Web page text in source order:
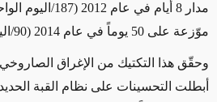
موّزعة على 50 يوماً في عام 2014 (90/اليوم الواحد).
وحقّق هذا التكتيك من الإغراق الصاروخي
أبطلت التحسينات على نظام القبة